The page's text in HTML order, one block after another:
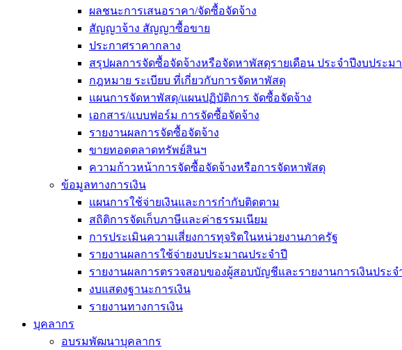
ผลชนะการเสนอราคา/จัดซื้อจัดจ้าง
สัญญาจ้าง สัญญาซื้อขาย
ประกาศราคากลาง
สรุปผลการจัดซื้อจัดจ้างหรือจัดหาพัสดุรายเดือน ประจำปีงบประม
กฎหมาย ระเบียบ ที่เกี่ยวกับการจัดหาพัสดุ
แผนการจัดหาพัสดุ/แผนปฏิบัติการ จัดซื้อจัดจ้าง
เอกสาร/แบบฟอร์ม การจัดซื้อจัดจ้าง
รายงานผลการจัดซื้อจัดจ้าง
ขายทอดตลาดทรัพย์สินฯ
ความก้าวหน้าการจัดซื้อจัดจ้างหรือการจัดหาพัสดุ
ข้อมูลทางการเงิน
แผนการใช้จ่ายเงินและการกำกับติดตาม
สถิติการจัดเก็บภาษีและค่าธรรมเนียม
การประเมินความเสี่ยงการทุจริตในหน่วยงานภาครัฐ
รายงานผลการใช้จ่ายงบประมาณประจำปี
รายงานผลการตรวจสอบของผู้สอบบัญชีและรายงานการเงินประจ
งบแสดงฐานะการเงิน
รายงานทางการเงิน
บุคลากร
อบรมพัฒนาบุคลากร